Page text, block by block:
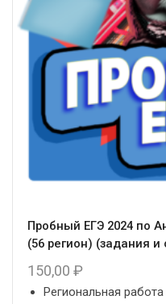
Пробный ЕГЭ 2024 по
(56 регион) (задания и
150,00 ₽
Региональная